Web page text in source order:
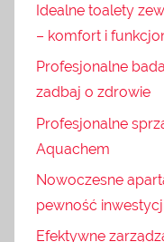
Idealne toalety
– komfort i
Profesjonalne
zadbaj o zdrowie
Profesjonalne
Aquachem
Nowoczesne
pewność
Efektywne